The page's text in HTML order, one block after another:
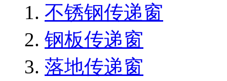
不锈钢传递窗
钢板传递窗
落地传递窗